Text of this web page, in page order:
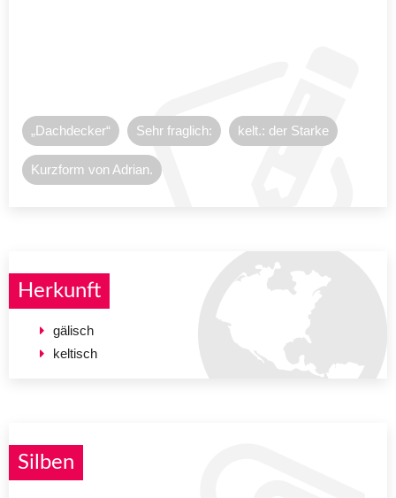
„Dachdecker“ Sehr fraglich: kelt.: der Starke
Kurzform von Adrian.
Herkunft
gälisch
keltisch
Silben